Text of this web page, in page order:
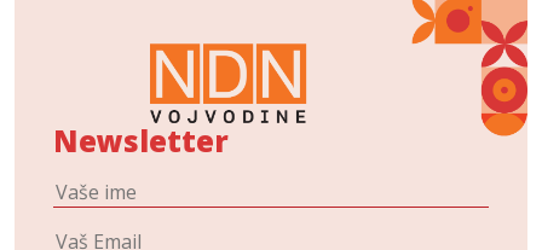
Newsletter